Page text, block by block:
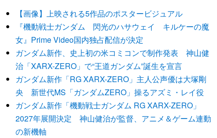
【画像】上映される5作品のポスタービジュアル
『機動戦士ガンダム 閃光のハサウェイ キルケーの魔
女』Prime Video国内独占配信が決定
ガンダム新作、史上初の米コミコンで制作発表 神山健
治「XARX-ZERO」で“王道ガンダム”誕生を宣言
ガンダム新作「RG XARX-ZERO」主人公声優は大塚剛
央 新世代MS「ガンダムZERO」操るアズミ・レイ役
ガンダム新作「機動戦士ガンダム RG XARX-ZERO」
2027年展開決定 神山健治が監督、アニメ＆ゲーム連動
の新機軸